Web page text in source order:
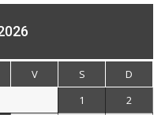
V S
D
1
2